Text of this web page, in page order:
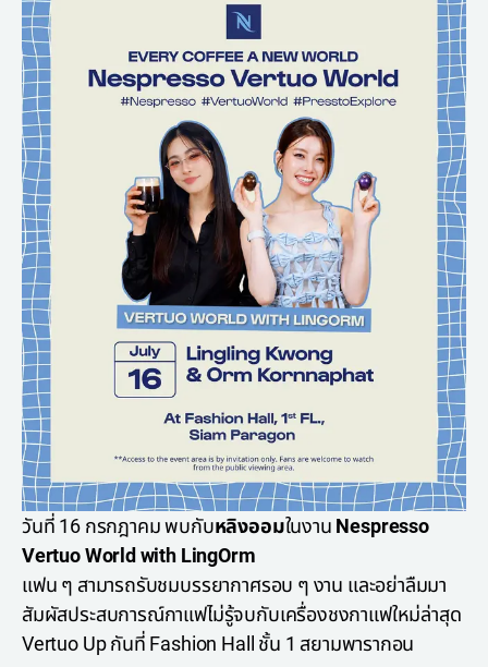
วันที่ 16 กรกฎาคม พบกับหลิงออมในงาน Nespresso
Vertuo World with LingOrm
แฟน ๆ สามารถรับชมบรรยากาศรอบ ๆ งาน และอย่าลืมมา
สัมผัสประสบการณ์กาแฟไม่รู้จบกับเครื่องชงกาแฟใหม่ล่าสุด
Vertuo Up กันที่ Fashion Hall ชั้น 1 สยามพารากอน